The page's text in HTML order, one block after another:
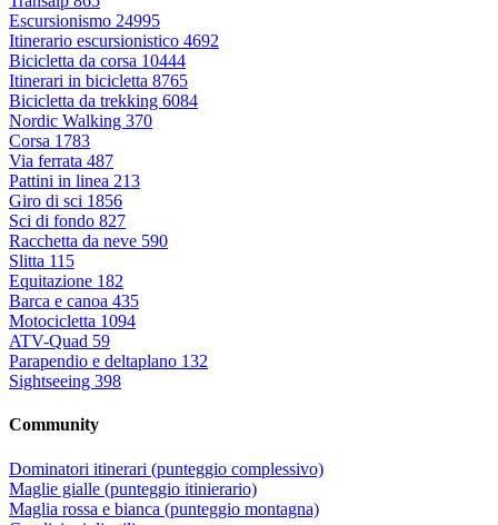
Escursionismo 24995
Itinerario escursionistico 4692
Bicicletta da corsa 10444
Itinerari in bicicletta 8765
Bicicletta da trekking 6084
Nordic Walking 370
Corsa 1783
Via ferrata 487
Pattini in linea 213
Giro di sci 1856
Sci di fondo 827
Racchetta da neve 590
Slitta 115
Equitazione 182
Barca e canoa 435
Motocicletta 1094
ATV-Quad 59
Parapendio e deltaplano 132
Sightseeing 398
Community
Dominatori itinerari (punteggio complessivo)
Maglie gialle (punteggio itinierario)
Maglia rossa e bianca (punteggio montagna)